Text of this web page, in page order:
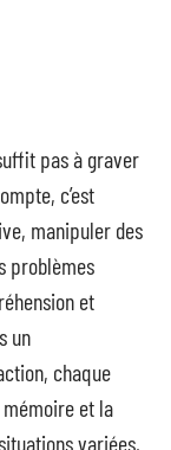
pas à graver
c’est
manipuler des
problèmes
et
un
chaque
et la
variées,